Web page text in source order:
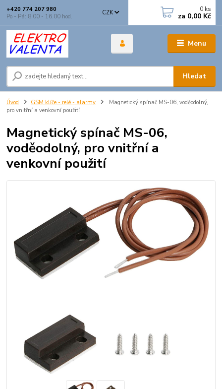
Menu
CZK
Hledat
+420 774 207 980
Po - Pá: 8.00 - 16.00 hod.
0 ks
za 0,00 Kč
Úvod GSM klíče - relé - alarmy
Magnetický spínač MS-06, voděodolný,
pro vnitřní a venkovní použití
Magnetický spínač MS-06,
voděodolný, pro vnitřní a
venkovní použití